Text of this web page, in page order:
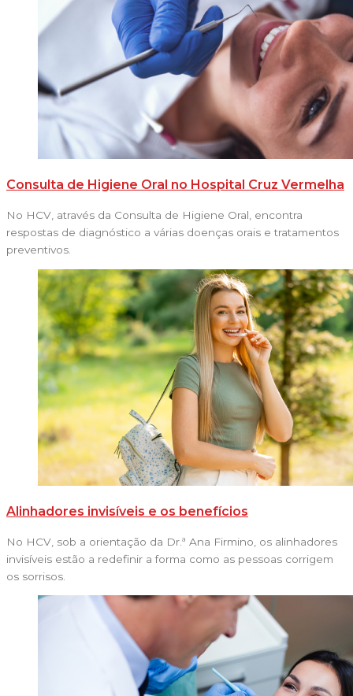
Consulta de Higiene Oral no Hospital Cruz Vermelha
No HCV, através da Consulta de Higiene Oral, encontra
respostas de diagnóstico a várias doenças orais e tratamentos
preventivos.
Alinhadores invisíveis e os benefícios
No HCV, sob a orientação da Dr.ª Ana Firmino, os alinhadores
invisíveis estão a redefinir a forma como as pessoas corrigem
os sorrisos.